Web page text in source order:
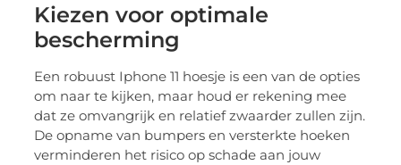
Kiezen voor optimale
bescherming
Een robuust Iphone 11 hoesje is een van de opties
om naar te kijken, maar houd er rekening mee
dat ze omvangrijk en relatief zwaarder zullen zijn.
De opname van bumpers en versterkte hoeken
verminderen het risico op schade aan jouw